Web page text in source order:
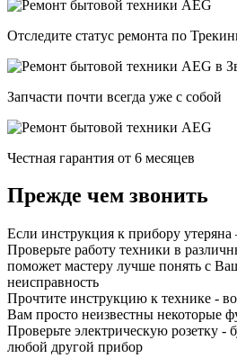
Отследите статус ремонта по
Запчасти почти всегда уже с собой
Честная гарантия от 6 месяцев
Прежде чем звонить
Если инструкция к прибору утеряна
Проверьте работу техники в
поможет мастеру лучше понять с
неисправность
Прочтите инструкцию к технике -
Вам просто неизвестны некоторые
Проверьте электрическую розетку -
любой другой прибор